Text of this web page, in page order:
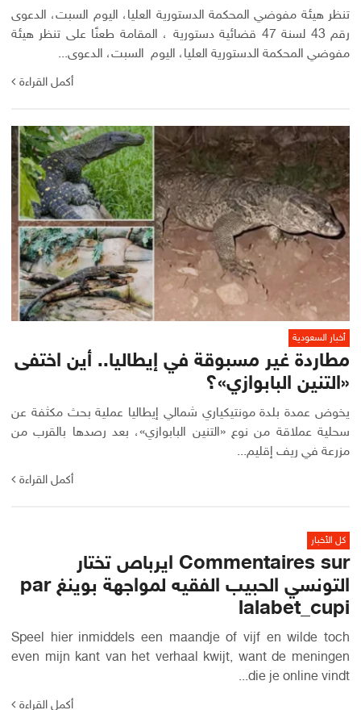
تنظر هيئة مفوضي المحكمة الدستورية العليا، اليوم السبت، الدعوى
رقم 43 لسنة 47 قضائية دستورية ، المقامة طعنًا على تنظر هيئة
مفوضي المحكمة الدستورية العليا، اليوم السبت، الدعوى...
أكمل القراءة
أخبار السعودية
مطاردة غير مسبوقة في إيطاليا.. أين اختفى
«التنين البابوازي»؟
يخوض عمدة بلدة مونتيكياري شمالي إيطاليا عملية بحث مكثفة عن
سحلية عملاقة من نوع «التنين البابوازي»، بعد رصدها بالقرب من
مزرعة في ريف إقليم...
أكمل القراءة
كل الأخبار
Commentaires sur ايرباص تختار
التونسي الحبيب الفقيه لمواجهة بوينغ par
lalabet_cupi
Speel hier inmiddels een maandje of vijf en wilde toch
even mijn kant van het verhaal kwijt, want de meningen
die je online vindt...
أكمل القراءة